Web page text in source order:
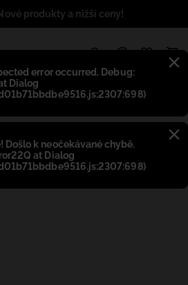
error occurred. Debug:
Dialog
Došlo k neočekávané chybě.
at Dialog
produkty a nižší ceny!